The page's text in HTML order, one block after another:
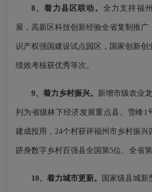
8、着力县区联动。 全力支持福
展，高新区科技创新经验全省复制推广
识产权强国建设试点园区，国家创新创
绩效考核获优秀等次。
9、着力乡村振兴。 新增市级农业
列为省级林下经济发展重点县。雪峰1
建成投用，24个村获评福州市乡村振兴
跻身数字乡村百强县全国第5位、全省第
10、着力城市更新。 国家级县城新